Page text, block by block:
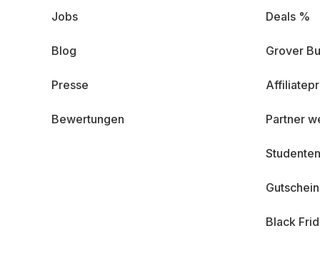
Jobs
Blog
Presse
Bewertungen
Deals %
Grover
Partner
Black